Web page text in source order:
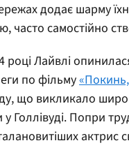
додає шарму
часто самостійно
році Лайвлі
по фільму
що викликало
у Голлівуді. Попри
актрис